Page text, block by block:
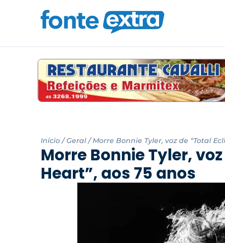
Início / Geral / Morre Bonnie Tyler, voz de “Total
Morre Bonnie Tyler,
Heart”, aos 75 anos